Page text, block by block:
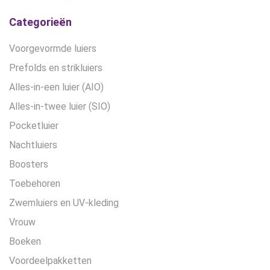
Categorieën
Voorgevormde luiers
Prefolds en strikluiers
Alles-in-een luier (AIO)
Alles-in-twee luier (SIO)
Pocketluier
Nachtluiers
Boosters
Toebehoren
Zwemluiers en UV-kleding
Vrouw
Boeken
Voordeelpakketten